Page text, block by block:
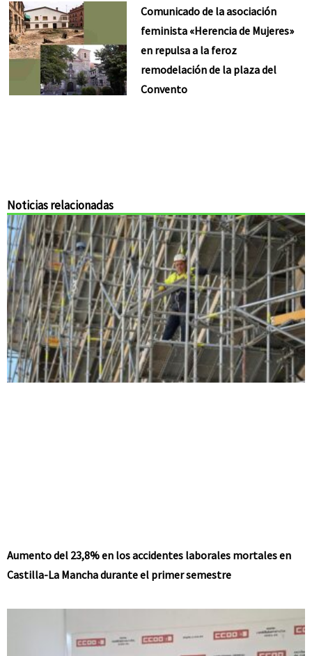
Comunicado de la asociación
feminista «Herencia de Mujeres»
en repulsa a la feroz
remodelación de la plaza del
Convento
Noticias relacionadas
Aumento del 23,8% en los accidentes laborales mortales en
Castilla-La Mancha durante el primer semestre